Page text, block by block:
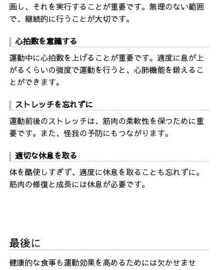
画し、それを実行することが重要です。無理のない範囲
で、継続的に行うことが大切です。
心拍数を意識する
運動中に心拍数を上げることが重要です。適度に息が上
がるくらいの強度で運動を行うと、心肺機能を鍛えるこ
とができます。
ストレッチを忘れずに
運動前後のストレッチは、筋肉の柔軟性を保つために重
要です。また、怪我の予防にもつながります。
適切な休息を取る
体を酷使しすぎず、適度に休息を取ることも忘れずに。
筋肉の修復と成長には休息が必要です。
最後に
健康的な食事も運動効果を高めるためには欠かせませ